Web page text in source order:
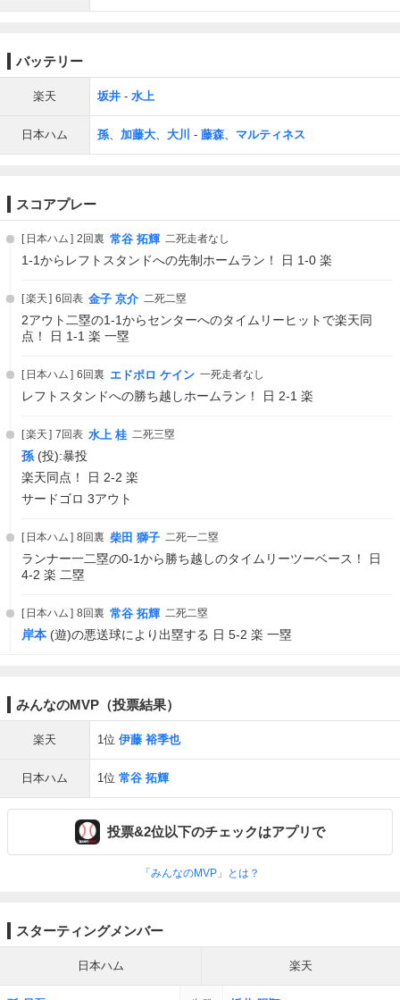
バッテリー
楽天 坂井 - 水上
日本ハム 孫、 加藤大、 大川 - 藤森、 マルティネス
スコアプレー
日本ハム 2回裏 常谷 拓輝 二死走者なし
1-1からレフトスタンドへの先制ホームラン！ 日 1-0 楽
楽天 6回表 金子 京介 二死二塁
2アウト二塁の1-1からセンターへのタイムリーヒットで楽天同
点！ 日 1-1 楽 一塁
日本ハム 6回裏 エドポロ ケイン 一死走者なし
レフトスタンドへの勝ち越しホームラン！ 日 2-1 楽
楽天 7回表 水上 桂 二死三塁
孫 (投):暴投
楽天同点！ 日 2-2 楽
サードゴロ 3アウト
日本ハム 8回裏 柴田 獅子 二死一二塁
ランナー一二塁の0-1から勝ち越しのタイムリーツーベース！ 日
4-2 楽 二塁
日本ハム 8回裏 常谷 拓輝 二死二塁
岸本 (遊)の悪送球により出塁する 日 5-2 楽 一塁
みんなのMVP（投票結果）
楽天 1位 伊藤 裕季也
日本ハム 1位 常谷 拓輝
投票&2位以下のチェックはアプリで
「みんなのMVP」とは？
スターティングメンバー
日本ハム 楽天